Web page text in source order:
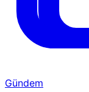
Gündem